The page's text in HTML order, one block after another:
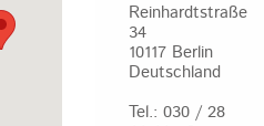
Reinhardtstraße
34
10117 Berlin
Deutschland
Tel.: 030 / 28